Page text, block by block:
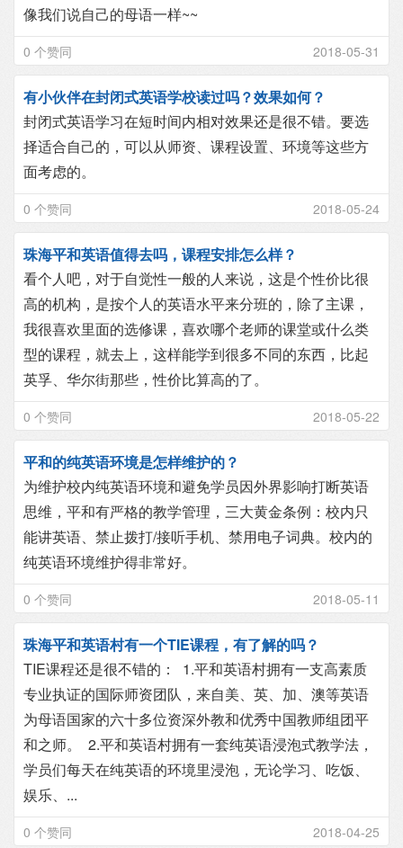
像我们说自己的母语一样~~
0 个赞同 2018-05-31
有小伙伴在封闭式英语学校读过吗？效果如何？
封闭式英语学习在短时间内相对效果还是很不错。要选
择适合自己的，可以从师资、课程设置、环境等这些方
面考虑的。
0 个赞同 2018-05-24
珠海平和英语值得去吗，课程安排怎么样？
看个人吧，对于自觉性一般的人来说，这是个性价比很
高的机构，是按个人的英语水平来分班的，除了主课，
我很喜欢里面的选修课，喜欢哪个老师的课堂或什么类
型的课程，就去上，这样能学到很多不同的东西，比起
英孚、华尔街那些，性价比算高的了。
0 个赞同 2018-05-22
平和的纯英语环境是怎样维护的？
为维护校内纯英语环境和避免学员因外界影响打断英语
思维，平和有严格的教学管理，三大黄金条例：校内只
能讲英语、禁止拨打/接听手机、禁用电子词典。校内的
纯英语环境维护得非常好。
0 个赞同 2018-05-11
珠海平和英语村有一个TIE课程，有了解的吗？
TIE课程还是很不错的： 1.平和英语村拥有一支高素质
专业执证的国际师资团队，来自美、英、加、澳等英语
为母语国家的六十多位资深外教和优秀中国教师组团平
和之师。 2.平和英语村拥有一套纯英语浸泡式教学法，
学员们每天在纯英语的环境里浸泡，无论学习、吃饭、
娱乐、...
0 个赞同 2018-04-25